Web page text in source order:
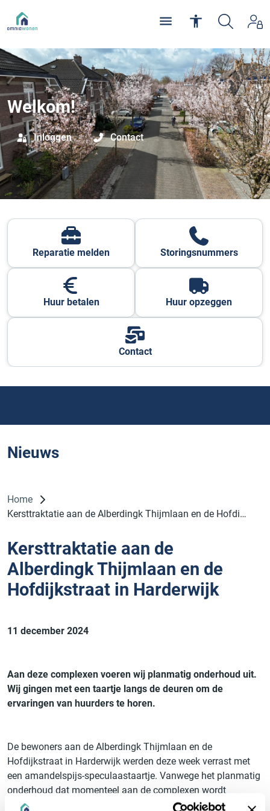
Welkom!
Inloggen Contact
Reparatie melden Storingsnummers
Huur betalen Huur opzeggen
Contact
Nieuws
Home
Kersttraktatie aan de Alberdingk Thijmlaan en de Hofdijkstraat in Harderwijk
Kersttraktatie aan de
Alberdingk Thijmlaan en de
Hofdijkstraat in Harderwijk
11 december 2024
Aan deze complexen voeren wij planmatig onderhoud uit.
Wij gingen met een taartje langs de deuren om de
ervaringen van huurders te horen.
De bewoners aan de Alberdingk Thijmlaan en de
Hofdijkstraat in Harderwijk werden deze week verrast met
een amandelspijs-speculaastaartje. Vanwege het planmatig
onderhoud dat momenteel aan de complexen wordt
uitgevoerd, vinden er meerdere werkzaamheden plaats. Om